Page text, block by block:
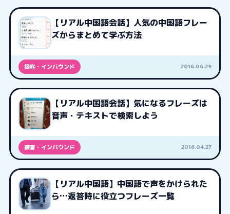
【リアル中国語会話】人気の中国語フレー
ズからまとめて学ぶ方法
接客・インバウンド 2016.06.29
【リアル中国語会話】気になるフレーズは
音声・テキストで検索しよう
接客・インバウンド 2016.04.27
【リアル中国語】中国語で声をかけられた
ら…返答時に役立つフレーズ一覧